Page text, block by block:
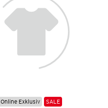
Online Exklusiv SALE